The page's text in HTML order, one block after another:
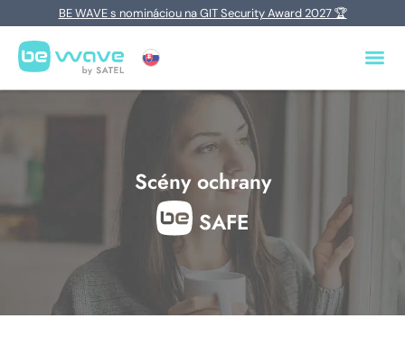
BE WAVE s nomináciou na GIT Security Award 2027 🏆
Scény ochrany
SAFE